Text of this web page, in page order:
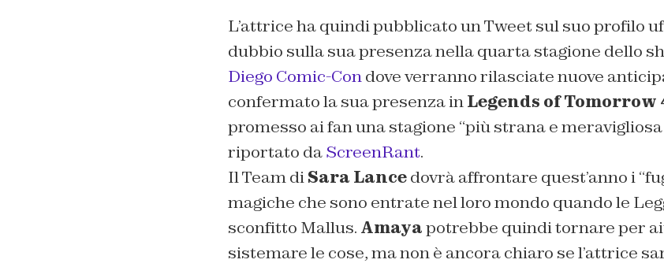
L’attrice ha quindi pubblicato un Tweet sul suo profilo
dubbio sulla sua presenza nella quarta stagione dello
Diego Comic-Condove verranno rilasciate nuove
confermato la sua presenza inLegends of Tomorrow
promesso ai fan una stagione “più strana e
riportato daScreenRant.
Il Team diSara Lancedovrà affrontare quest’anno i
magiche che sono entrate nel loro mondo quando le
sconfitto Mallus. Amayapotrebbe quindi tornare per
sistemare le cose, ma non è ancora chiaro se l’attrice